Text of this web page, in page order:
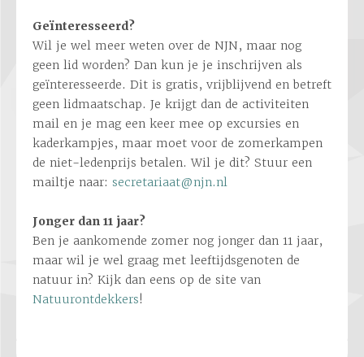
Geïnteresseerd?
Wil je wel meer weten over de NJN, maar nog
geen lid worden? Dan kun je je inschrijven als
geïnteresseerde. Dit is gratis, vrijblijvend en betreft
geen lidmaatschap. Je krijgt dan de activiteiten
mail en je mag een keer mee op excursies en
kaderkampjes, maar moet voor de zomerkampen
de niet-ledenprijs betalen. Wil je dit? Stuur een
mailtje naar: secretariaat@njn.nl
Jonger dan 11 jaar?
Ben je aankomende zomer nog jonger dan 11 jaar,
maar wil je wel graag met leeftijdsgenoten de
natuur in? Kijk dan eens op de site van
Natuurontdekkers!